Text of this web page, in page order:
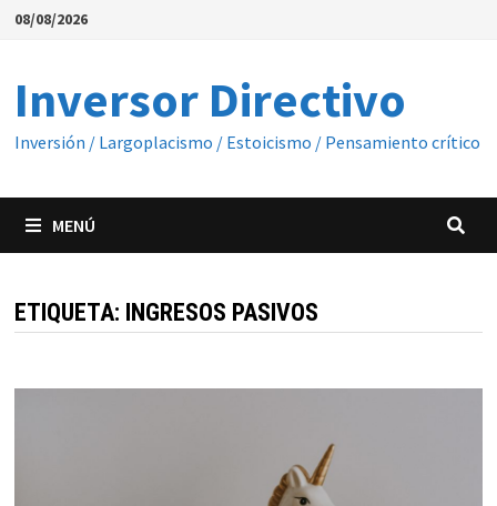
Saltar
08/08/2026
Inversor Directivo
Inversión / Largoplacismo / Estoicismo / Pensamiento crítico
MENÚ
ETIQUETA: INGRESOS PASIVOS